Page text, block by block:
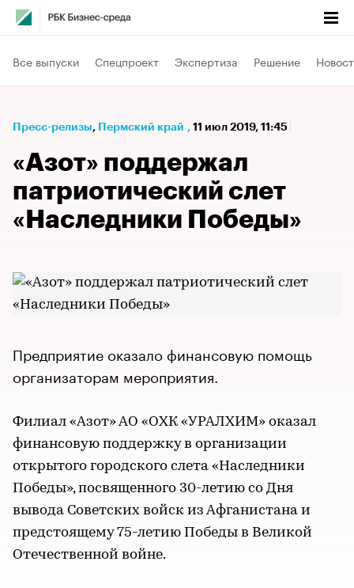
Все выпуски Спецпроект Экспертиза Решение
Пресс-релизы⁠, Пермский край , 11 июл 2019, 11:45
«Азот» поддержал
патриотический слет
«Наследники Победы»
Предприятие оказало финансовую помощь
организаторам мероприятия.
Филиал «Азот» АО «ОХК «УРАЛХИМ» оказал
финансовую поддержку в организации
открытого городского слета «Наследники
Победы», посвященного 30-летию со Дня
вывода Советских войск из Афганистана и
предстоящему 75-летию Победы в Великой
Отечественной войне.